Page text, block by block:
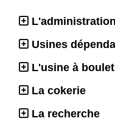
L'administration
Usines
L'usine à
La cokerie
La recherche